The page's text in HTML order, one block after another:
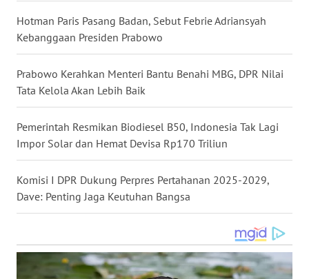
Hotman Paris Pasang Badan, Sebut Febrie Adriansyah
Kebanggaan Presiden Prabowo
Prabowo Kerahkan Menteri Bantu Benahi MBG, DPR Nilai
Tata Kelola Akan Lebih Baik
Pemerintah Resmikan Biodiesel B50, Indonesia Tak Lagi
Impor Solar dan Hemat Devisa Rp170 Triliun
Komisi I DPR Dukung Perpres Pertahanan 2025-2029,
Dave: Penting Jaga Keutuhan Bangsa
KALTENG
WN
KALTARA
WN
KALSEL
WN
KALTIM
SULSEL